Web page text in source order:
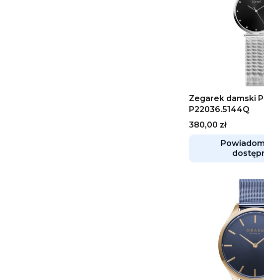
Zegarek damski
P22036.5144Q
Cena
380,00 zł